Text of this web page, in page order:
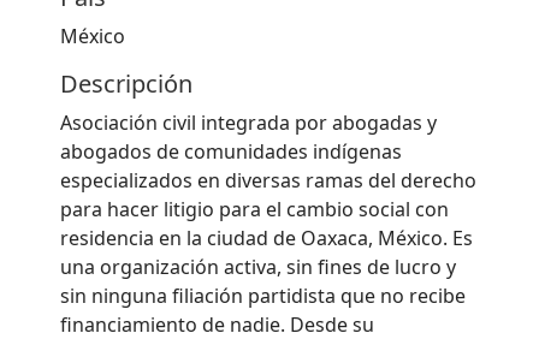
México
Descripción
Asociación civil integrada por abogadas y
abogados de comunidades indígenas
especializados en diversas ramas del derecho
para hacer litigio para el cambio social con
residencia en la ciudad de Oaxaca, México. Es
una organización activa, sin fines de lucro y
sin ninguna filiación partidista que no recibe
financiamiento de nadie. Desde su